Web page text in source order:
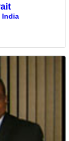
India